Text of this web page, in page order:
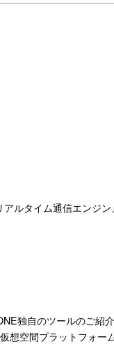
ルタイム通信エンジ
独自のツールのご紹
想空間プラットフォー